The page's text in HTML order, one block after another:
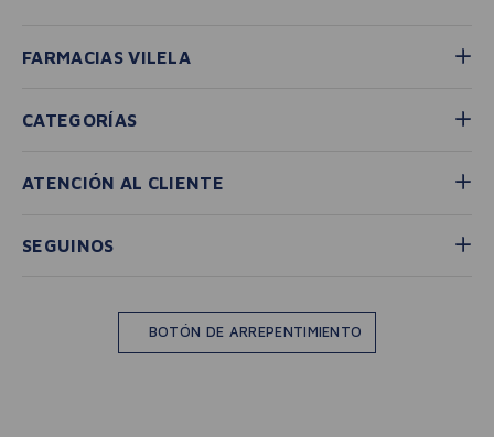
FARMACIAS VILELA
CATEGORÍAS
ATENCIÓN AL CLIENTE
SEGUINOS
BOTÓN DE ARREPENTIMIENTO